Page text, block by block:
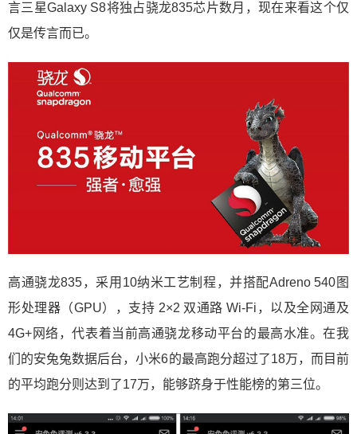
言三星Galaxy S8将独占骁龙835芯片数月，现在来看这个仅
仅是传言而已。
高通骁龙835，采用10纳米工艺制程，并搭配Adreno 540图
形处理器（GPU），支持 2×2 双通路 Wi-Fi，以及全网通及
4G+网络，代表着当前高通骁龙移动平台的最高水准。在我
们的安兔兔数据后台，小米6的最高跑分超过了18万，而目前
的平均跑分则达到了17万，能够跻身于性能榜的第三位。